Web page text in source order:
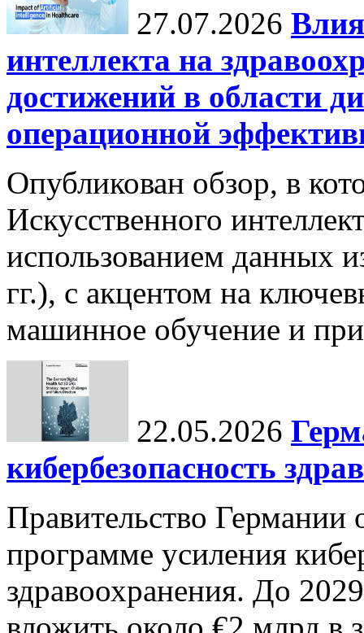
27.07.2026
интеллекта на
достижений в области
операционной
Опубликован обзор, в
Искусственного
использованием данных
гг.), с акцентом на
машинное обучение и
22.05.2026
кибербезопасность
Правительство
программе усиления
здравоохранения. До